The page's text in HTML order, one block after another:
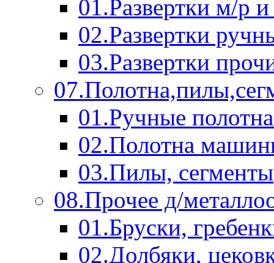
01.Развертки м/р
02.Развертки
03.Развертки
01.Ручные
02.Полотна
03.Пилы, сегменты
08.Прочее д/
01.Бруски,
02.Долбяки,